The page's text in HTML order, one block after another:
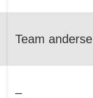
Team
–